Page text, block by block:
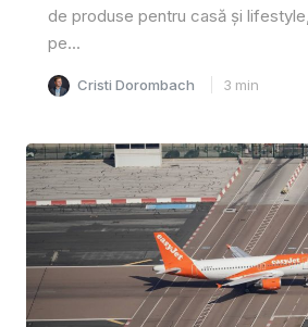
de produse pentru casă și
pe...
Cristi Dorombach 3 min